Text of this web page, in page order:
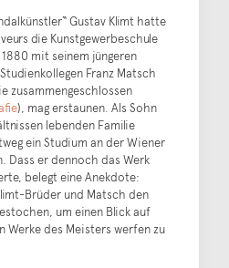
Gustav Klimt hatte
die Kunstgewerbeschule
mit seinem jüngeren
Franz Matsch
zusammengeschlossen
), mag erstaunen. Als Sohn
lebenden Familie
ein Studium an der Wiener
Dass er dennoch das Werk
belegt eine Anekdote:
Brüder und Matsch den
um einen Blick auf
Werke des Meisters werfen zu